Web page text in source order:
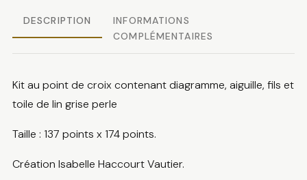
DESCRIPTION
INFORMATIONS
COMPLÉMENTAIRES
Kit au point de croix contenant diagramme, aiguille, fils et
toile de lin grise perle
Taille : 137 points x 174 points.
Création Isabelle Haccourt Vautier.